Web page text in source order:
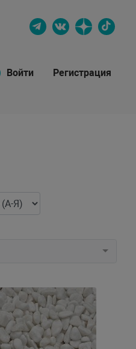
Войти Регистрация